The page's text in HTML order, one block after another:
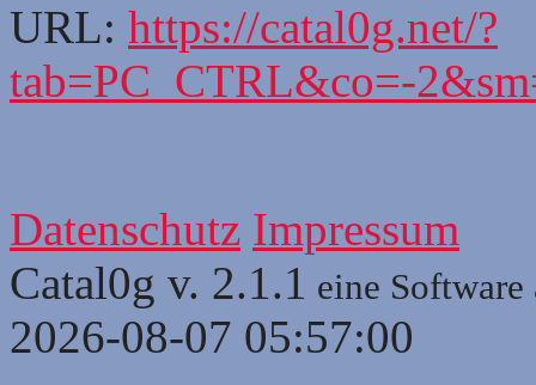
URL: https://catal0g.net/?
tab=PC_CTRL&co=-
Datenschutz Impressum
Catal0g v. 2.1.1 eine Software
2026-08-07 05:57:00